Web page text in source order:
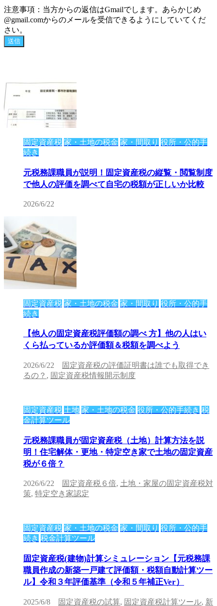
注意事項：当方からの返信はGmailでします。あらかじめ
@gmail.comからのメールを受信できるようにしていてくだ
さい。
固定資産税 家・土地の税金 家・間取り 役所・公的手
続き
元税務課職員が説明！固定資産税の縦覧・閲覧制度
で他人の評価を調べて自宅の税額が正しいか比較
2026/6/22
固定資産税 家・土地の税金 家・間取り 役所・公的手
続き
【他人の固定資産税評価額の調べ 方】他の人はい
くら払っているか評価額＆税額を調べよう
2026/6/22
固定資産税の評価証明書は誰でも取得でき
るの？ , 固定資産税情報開示制度
固定資産税 土地 家・土地の税金 役所・公的手続き 税
金計算ツール
元税務課職員が固定資産税（土地）計算方法を説
明！住宅解体・更地・特定空き家で土地の固定資産
税が６倍？
2026/6/22 固定資産税６倍, 土地・家屋の固定資産税対
策, 特定空き家認定
固定資産税 家・土地の税金 家・間取り 役所・公的手
続き 税金計算ツール
固定資産税(建物)計算シミュレーション【元税務課
職員作成の新築一戸建て評価額・税額自動計算ツー
ル】令和３年評価基準（令和５年補正Ver）
2025/6/8 固定資産税の試算, 固定資産税計算ツール, 新